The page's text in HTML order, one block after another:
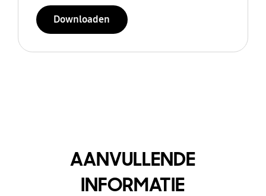
Downloaden
AANVULLENDE
INFORMATIE